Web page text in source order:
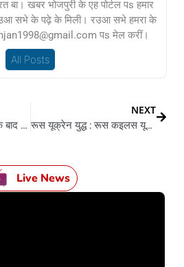
बा। खबर भोजपुरी के एह पोर्टल पs हमार
सभे के पढ़े के मिली। रउआ सभे हमरा के
पs मेल करीं।
All Posts
रूस-यूक्रेन युद्ध- बमबारी के बाद रूस के Zaporizhzhia न्यूक्लियर प्लांट पs कब्जा
NEXT
रूस यूक्रेन युद्ध : रूस कइलस यूक्रेन के बड़का शहरन में सीजफायर के घोषणा
Live News